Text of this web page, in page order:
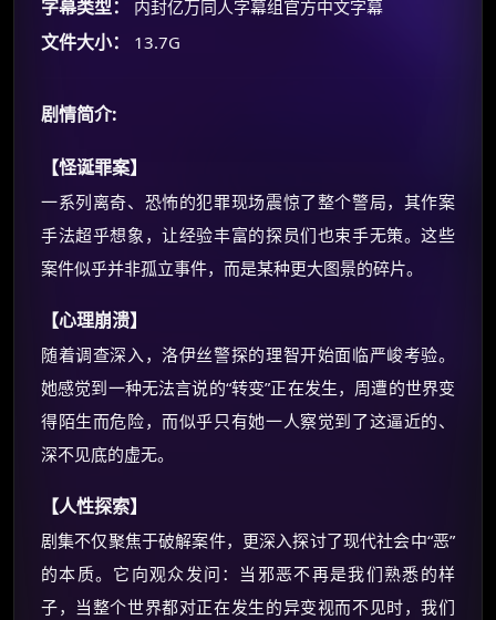
字幕类型： 内封亿万同人字幕组官方中文字幕
文件大小： 13.7G
剧情简介:
【怪诞罪案】
一系列离奇、恐怖的犯罪现场震惊了整个警局，其作案
手法超乎想象，让经验丰富的探员们也束手无策。这些
案件似乎并非孤立事件，而是某种更大图景的碎片。
【心理崩溃】
随着调查深入，洛伊丝警探的理智开始面临严峻考验。
她感觉到一种无法言说的“转变”正在发生，周遭的世界变
得陌生而危险，而似乎只有她一人察觉到了这逼近的、
深不见底的虚无。
【人性探索】
剧集不仅聚焦于破解案件，更深入探讨了现代社会中“恶”
的本质。它向观众发问：当邪恶不再是我们熟悉的样
子，当整个世界都对正在发生的异变视而不见时，我们
朋友们辛苦了 💦
你需要的各种会员，都可低价购买！
如夸克12个月送14天 最低75元！
优惠券、活动红包，每日可领。
⚡ 前往【大淘客】领红包